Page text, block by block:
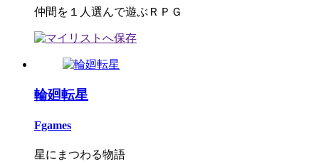
仲間を１人選んで遊ぶＲＰＧ
輪廻転星
Fgames
星にまつわる物語